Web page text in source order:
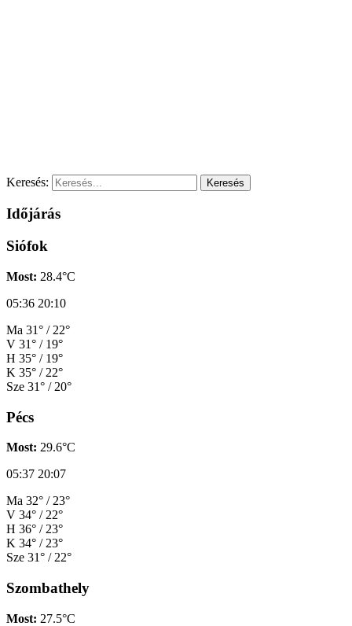
Keresés:
Időjárás
Siófok
Most: 28.4°C
05:36 20:10
Ma 31° / 22°
V 31° / 19°
H 35° / 19°
K 35° / 22°
Sze 31° / 20°
Pécs
Most: 29.6°C
05:37 20:07
Ma 32° / 23°
V 34° / 22°
H 36° / 23°
K 34° / 23°
Sze 31° / 22°
Szombathely
Most: 27.5°C